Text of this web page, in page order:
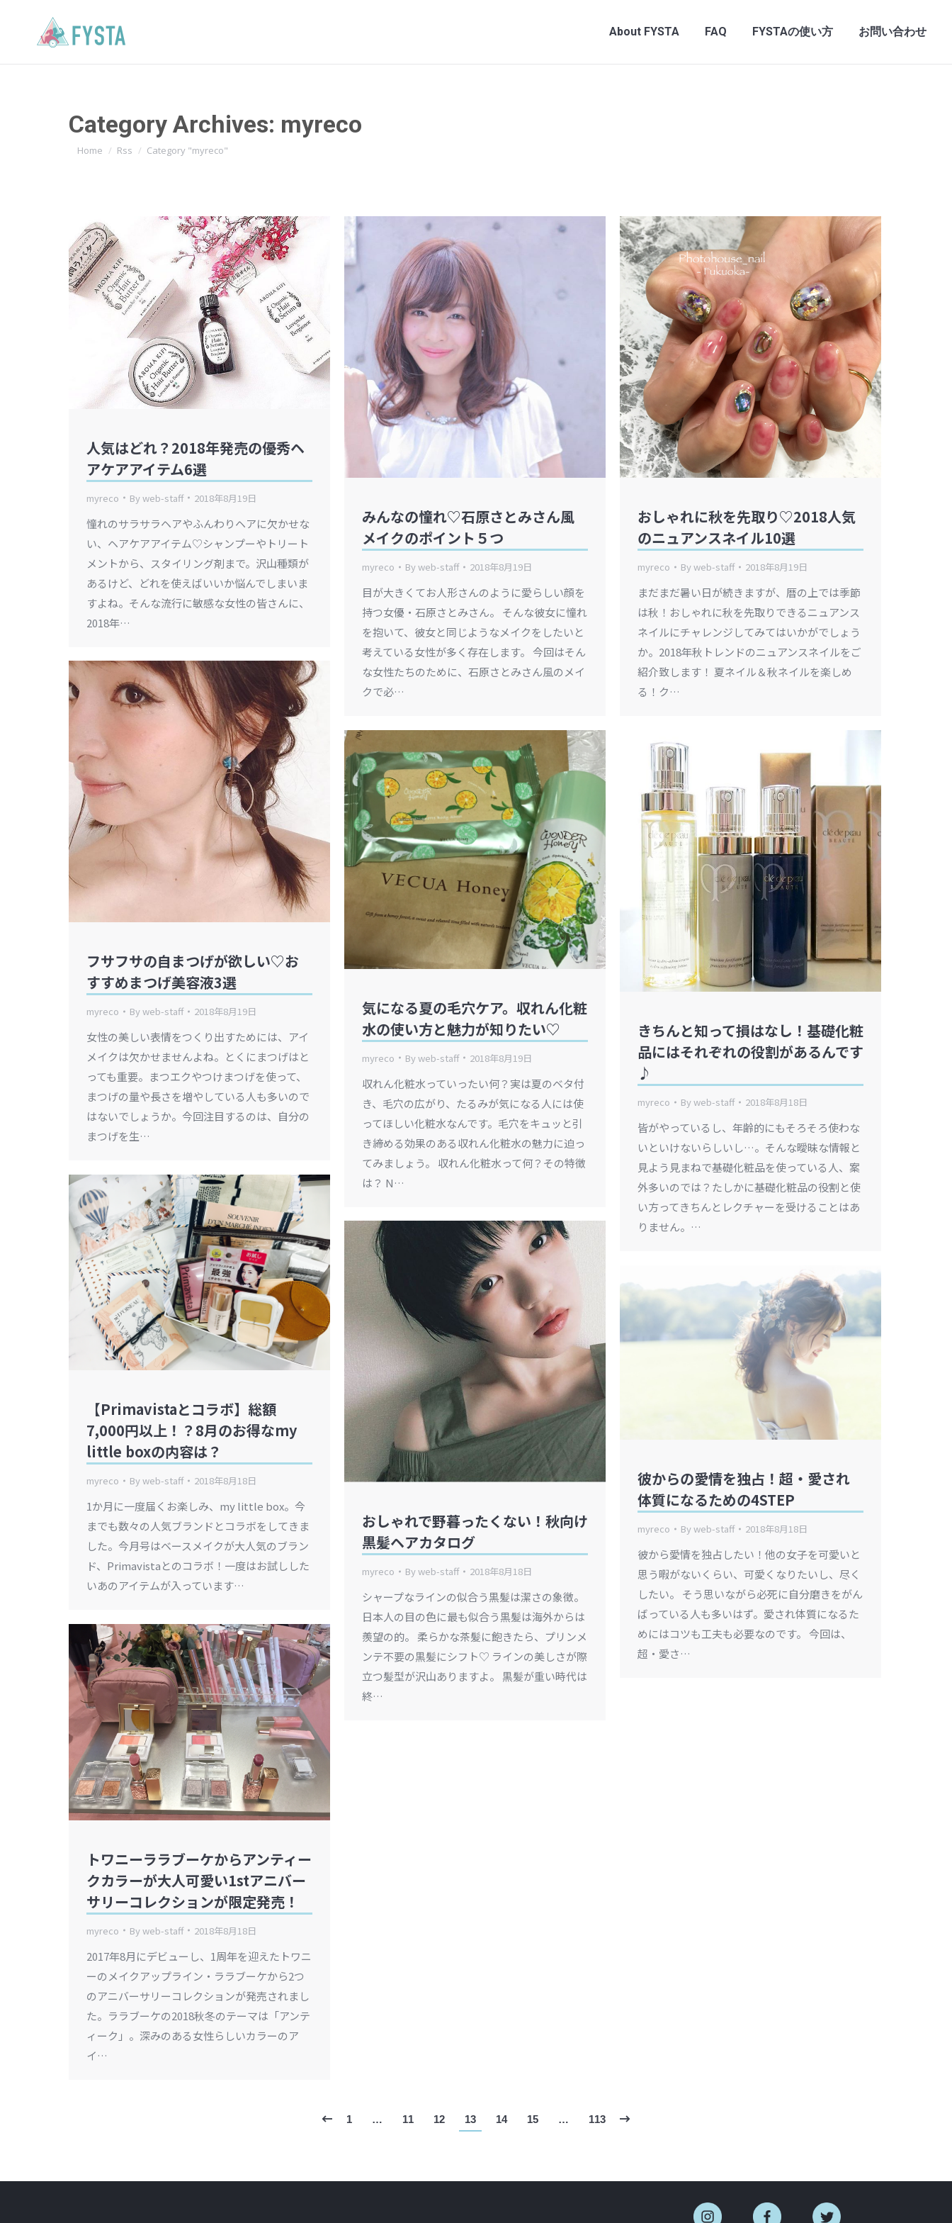
About FYSTA FAQ FYSTAの使い方 お問い合わせ
Category Archives: myreco
You are here:
Home Rss Category "myreco"
人気はどれ？2018年発売の優秀ヘ
アケアアイテム6選
myreco Byweb-staff 2018年8月19日
憧れのサラサラヘアやふんわりヘアに欠かせな
い、ヘアケアアイテム♡シャンプーやトリート
メントから、スタイリング剤まで。沢山種類が
あるけど、どれを使えばいいか悩んでしまいま
すよね。そんな流行に敏感な女性の皆さんに、
2018年…
みんなの憧れ♡石原さとみさん風
メイクのポイント５つ
myreco Byweb-staff 2018年8月19日
目が大きくてお人形さんのように愛らしい顔を
持つ女優・石原さとみさん。 そんな彼女に憧れ
を抱いて、彼女と同じようなメイクをしたいと
考えている女性が多く存在します。 今回はそん
な女性たちのために、石原さとみさん風のメイ
クで必…
おしゃれに秋を先取り♡2018人気
のニュアンスネイル10選
myreco Byweb-staff 2018年8月19日
まだまだ暑い日が続きますが、暦の上では季節
は秋！おしゃれに秋を先取りできるニュアンス
ネイルにチャレンジしてみてはいかがでしょう
か。2018年秋トレンドのニュアンスネイルをご
紹介致します！ 夏ネイル＆秋ネイルを楽しめ
る！ク…
フサフサの自まつげが欲しい♡お
すすめまつげ美容液3選
myreco Byweb-staff 2018年8月19日
女性の美しい表情をつくり出すためには、アイ
メイクは欠かせませんよね。とくにまつげはと
っても重要。まつエクやつけまつげを使って、
まつげの量や長さを増やしている人も多いので
はないでしょうか。今回注目するのは、自分の
まつげを生…
気になる夏の毛穴ケア。収れん化粧
水の使い方と魅力が知りたい♡
myreco Byweb-staff 2018年8月19日
収れん化粧水っていったい何？実は夏のベタ付
き、毛穴の広がり、たるみが気になる人には使
ってほしい化粧水なんです。毛穴をキュッと引
き締める効果のある収れん化粧水の魅力に迫っ
てみましょう。 収れん化粧水って何？その特徴
は？ N…
きちんと知って損はなし！基礎化粧
品にはそれぞれの役割があるんです
♪
myreco Byweb-staff 2018年8月18日
皆がやっているし、年齢的にもそろそろ使わな
いといけないらしいし…。そんな曖昧な情報と
見よう見まねで基礎化粧品を使っている人、案
外多いのでは？たしかに基礎化粧品の役割と使
い方ってきちんとレクチャーを受けることはあ
りません。…
【Primavistaとコラボ】総額
7,000円以上！？8月のお得なmy
little boxの内容は？
myreco Byweb-staff 2018年8月18日
1か月に一度届くお楽しみ、my little box。今
までも数々の人気ブランドとコラボをしてきま
した。今月号はベースメイクが大人気のブラン
ド、Primavistaとのコラボ！一度はお試しした
いあのアイテムが入っています…
おしゃれで野暮ったくない！秋向け
黒髪ヘアカタログ
myreco Byweb-staff 2018年8月18日
シャープなラインの似合う黒髪は潔さの象徴。
日本人の目の色に最も似合う黒髪は海外からは
羨望の的。 柔らかな茶髪に飽きたら、プリンメ
ンテ不要の黒髪にシフト♡ ラインの美しさが際
立つ髪型が沢山ありますよ。 黒髪が重い時代は
終…
彼からの愛情を独占！超・愛され
体質になるための4STEP
myreco Byweb-staff 2018年8月18日
彼から愛情を独占したい！他の女子を可愛いと
思う暇がないくらい、可愛くなりたいし、尽く
したい。 そう思いながら必死に自分磨きをがん
ばっている人も多いはず。愛され体質になるた
めにはコツも工夫も必要なのです。 今回は、
超・愛さ…
トワニーララブーケからアンティー
クカラーが大人可愛い1stアニバー
サリーコレクションが限定発売！
myreco Byweb-staff 2018年8月18日
2017年8月にデビューし、1周年を迎えたトワニ
ーのメイクアップライン・ララブーケから2つ
のアニバーサリーコレクションが発売されまし
た。ララブーケの2018秋冬のテーマは「アンテ
ィーク」。深みのある女性らしいカラーのア
イ…
1 … 11 12 13 14 15 … 113